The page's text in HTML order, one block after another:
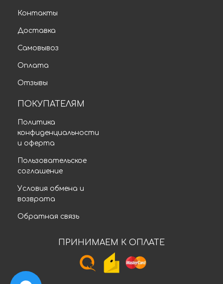
Контакты
Доставка
Самовывоз
Оплата
Отзывы
ПОКУПАТЕЛЯМ
Политика
конфиденциальности
и оферта
Пользовательское
соглашение
Условия обмена и
возврата
Обратная связь
ПРИНИМАЕМ К ОПЛАТЕ